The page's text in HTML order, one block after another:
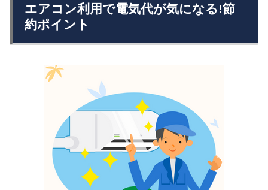
エアコン利用で電気代が気になる!節
約ポイント